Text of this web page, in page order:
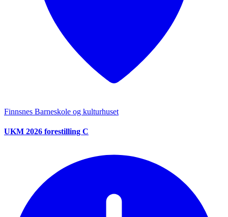
Finnsnes Barneskole og kulturhuset
UKM 2026 forestilling C